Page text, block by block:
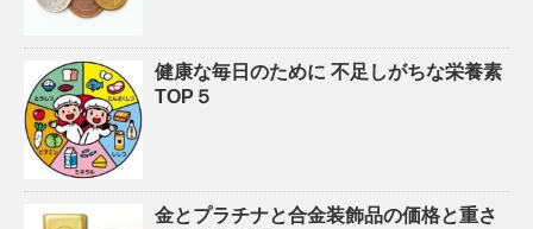
健康な毎日のために 不足しがちな栄養素
TOP５
金とプラチナと合金装飾品の価格と重さ